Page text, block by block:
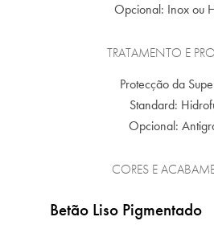
Opcional: Inox ou
TRATAMENTO E
Protecção da
Standard:
Opcional:
CORES E
Betão Liso Pigmentado